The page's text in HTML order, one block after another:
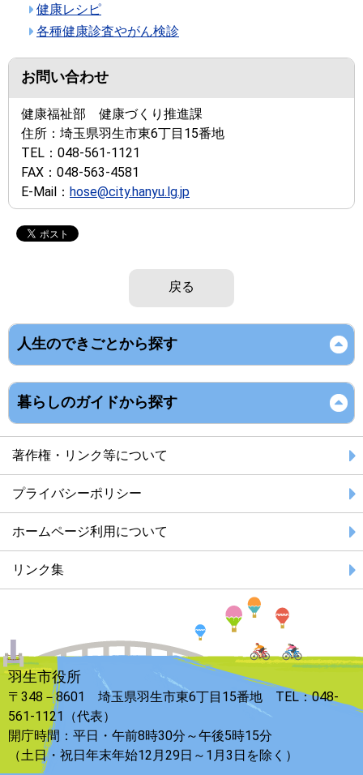
健康レシピ
各種健康診査やがん検診
お問い合わせ
健康福祉部 健康づくり推進課
住所： 埼玉県羽生市東6丁目15番地
TEL： 048-561-1121
FAX： 048-563-4581
E-Mail： hose@city.hanyu.lg.jp
戻る
人生のできごとから探す
暮らしのガイドから探す
著作権・リンク等について
プライバシーポリシー
ホームページ利用について
リンク集
羽生市役所
〒348－8601 埼玉県羽生市東6丁目15番地 TEL：048-
561-1121（代表）
開庁時間：平日・午前8時30分～午後5時15分
（土日・祝日年末年始12月29日～1月3日を除く）